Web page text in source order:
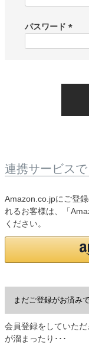
)
パスワード
連携サービス
Amazon.co.jpにご登
れるお客様は、「
ください。
まだご登録がお済み
会員登録をしていた
が溜まったり･･･